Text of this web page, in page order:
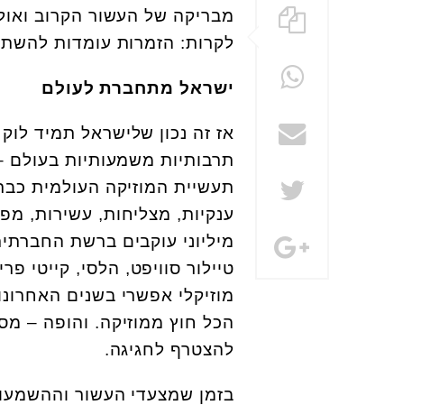
מבריקה של העשור הקרוב
לקרות: הזמרות עומדות
ישראל מתחברת לעולם
תרבותיות משמעותיות
תעשיית המוזיקה העולמית
ענקיות, מצליחות, עשירות,
מיליוני עוקבים ברשת
טיילור סוויפט, הלסי, קייטי
מוזיקלי אפשרי בשנים
הכל חוץ ממוזיקה. והופה –
להצטרף לחגיגה.
בזמן שמצעדי העשור